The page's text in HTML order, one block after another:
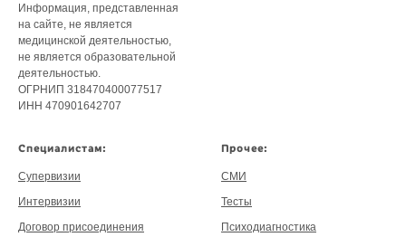
Информация, представленная
на сайте, не является
медицинской деятельностью,
не является образовательной
деятельностью.
ОГРНИП 318470400077517
ИНН 470901642707
Специалистам:
Супервизии
Интервизии
Договор присоединения
Прочее:
СМИ
Тесты
Психодиагностика